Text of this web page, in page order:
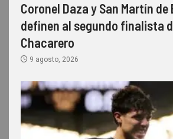
Coronel Daza y San Martín de
definen al segundo finalista
Chacarero
9 agosto, 2026